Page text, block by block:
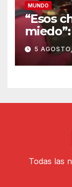
MUNDO
“Esos
los
5
Todas las